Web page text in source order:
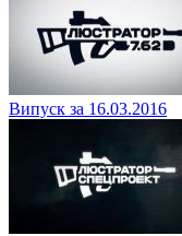
Випуск за 16.03.2016